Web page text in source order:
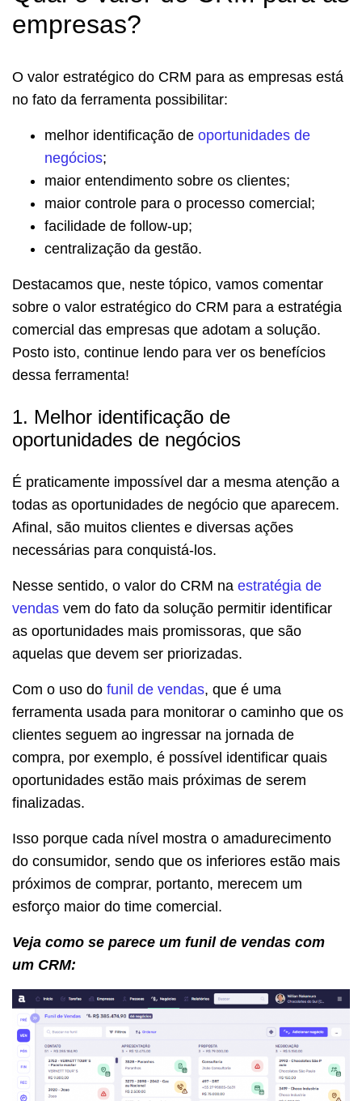
empresas?
O valor estratégico do CRM para as empresas está
no fato da ferramenta possibilitar:
melhor identificação de oportunidades de
negócios;
maior entendimento sobre os clientes;
maior controle para o processo comercial;
facilidade de follow-up;
centralização da gestão.
Destacamos que, neste tópico, vamos comentar
sobre o valor estratégico do CRM para a estratégia
comercial das empresas que adotam a solução.
Posto isto, continue lendo para ver os benefícios
dessa ferramenta!
1. Melhor identificação de
oportunidades de negócios
É praticamente impossível dar a mesma atenção a
todas as oportunidades de negócio que aparecem.
Afinal, são muitos clientes e diversas ações
necessárias para conquistá-los.
Nesse sentido, o valor do CRM na estratégia de
vendas vem do fato da solução permitir identificar
as oportunidades mais promissoras, que são
aquelas que devem ser priorizadas.
Com o uso do funil de vendas, que é uma
ferramenta usada para monitorar o caminho que os
clientes seguem ao ingressar na jornada de
compra, por exemplo, é possível identificar quais
oportunidades estão mais próximas de serem
finalizadas.
Isso porque cada nível mostra o amadurecimento
do consumidor, sendo que os inferiores estão mais
próximos de comprar, portanto, merecem um
esforço maior do time comercial.
Veja como se parece um funil de vendas com
um CRM: